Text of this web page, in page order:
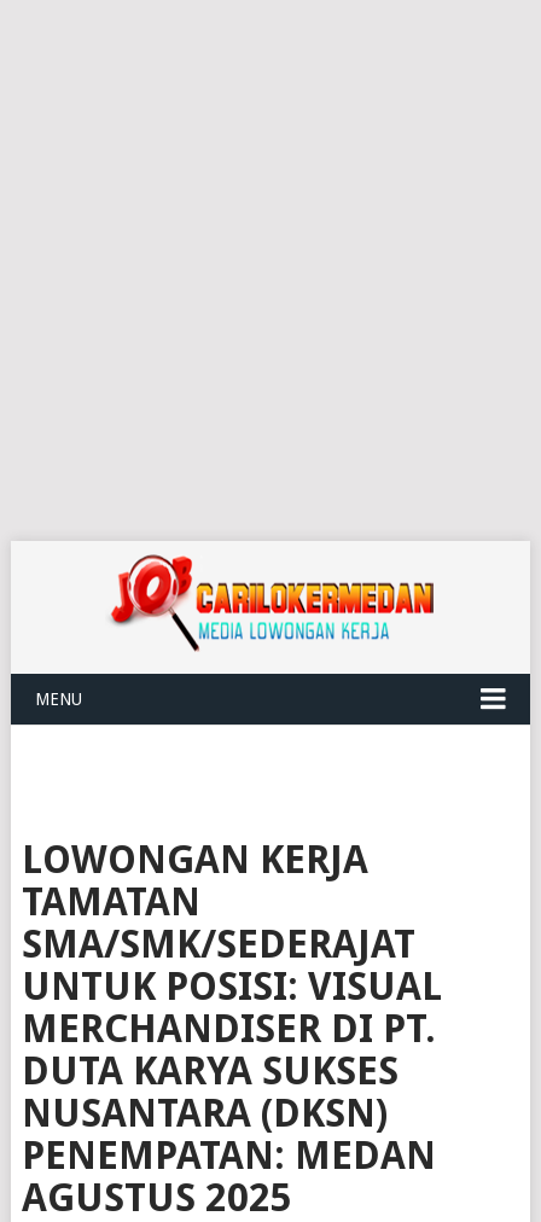
MENU
LOWONGAN KERJA
TAMATAN
SMA/SMK/SEDERAJAT
UNTUK POSISI: VISUAL
MERCHANDISER DI PT.
DUTA KARYA SUKSES
NUSANTARA (DKSN)
PENEMPATAN: MEDAN
AGUSTUS 2025